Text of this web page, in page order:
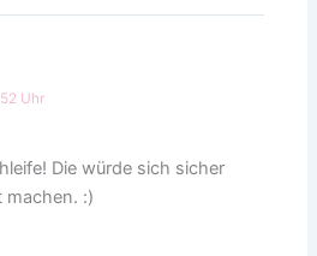
Uhr
Die würde sich sicher
machen. :)